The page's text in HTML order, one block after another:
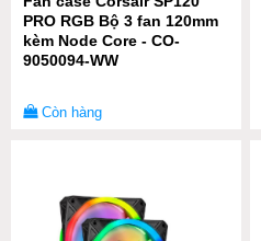
PRO RGB Bộ 3 fan 120mm
kèm Node Core - CO-
9050094-WW
Còn hàng